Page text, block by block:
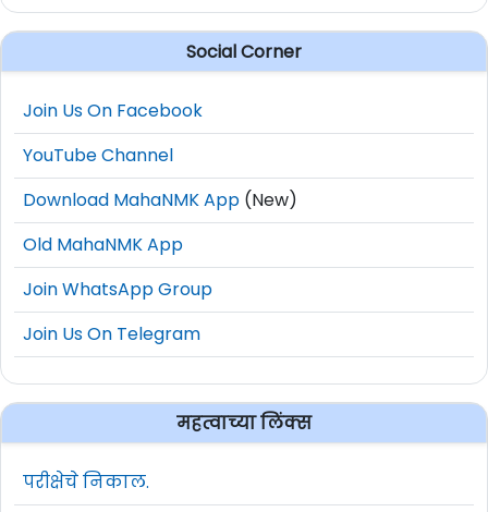
Social Corner
Join Us On Facebook
YouTube Channel
Download MahaNMK App (New)
Old MahaNMK App
Join WhatsApp Group
Join Us On Telegram
महत्वाच्या लिंक्स
परीक्षेचे निकाल.